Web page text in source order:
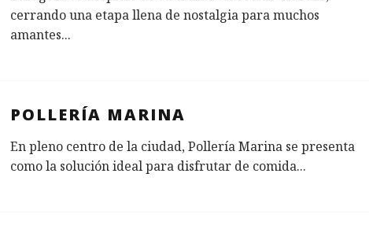
cerrando una etapa llena de nostalgia para muchos
amantes...
POLLERÍA MARINA
En pleno centro de la ciudad, Pollería Marina se presenta
como la solución ideal para disfrutar de comida...